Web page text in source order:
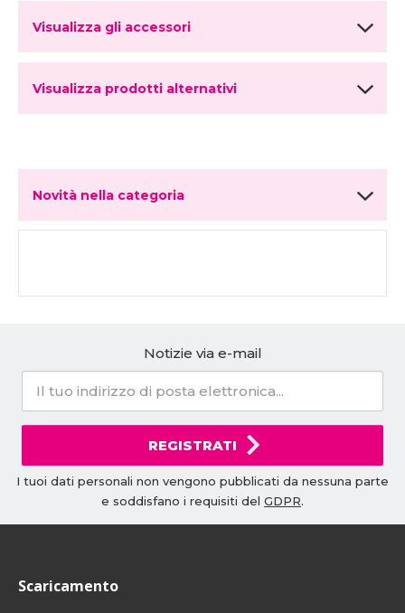
Visualizza gli accessori
Visualizza prodotti alternativi
Novità nella categoria
Notizie via e-mail
REGISTRATI
I tuoi dati personali non vengono pubblicati da nessuna parte
e soddisfano i requisiti del GDPR.
Scaricamento